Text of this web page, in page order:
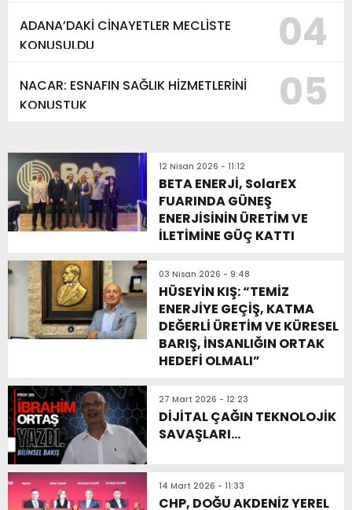
ADANA’DAKİ CİNAYETLER MECLİSTE
KONUŞULDU
04
NACAR: ESNAFIN SAĞLIK HİZMETLERİNİ
KONUŞTUK
05
12 Nisan 2026 - 11:12
BETA ENERJİ, SolarEX
FUARINDA GÜNEŞ
ENERJİSİNİN ÜRETİM VE
İLETİMİNE GÜÇ KATTI
03 Nisan 2026 - 9:48
HÜSEYİN KIŞ: “TEMİZ
ENERJİYE GEÇİŞ, KATMA
DEĞERLİ ÜRETİM VE KÜRESEL
BARIŞ, İNSANLIĞIN ORTAK
HEDEFİ OLMALI”
27 Mart 2026 - 12:23
DİJİTAL ÇAĞIN TEKNOLOJİK
SAVAŞLARI…
14 Mart 2026 - 11:33
CHP, DOĞU AKDENİZ YEREL